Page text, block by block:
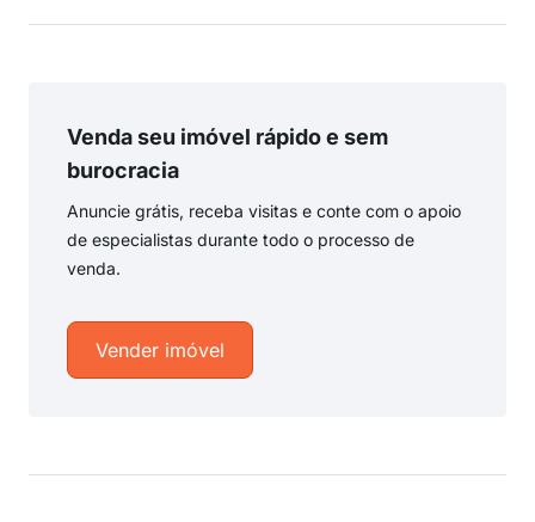
Venda seu imóvel rápido e sem
burocracia
Anuncie grátis, receba visitas e conte com o apoio
de especialistas durante todo o processo de
venda.
Vender imóvel